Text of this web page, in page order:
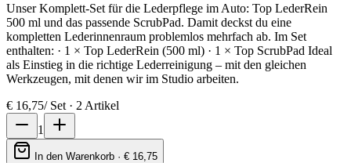
Unser Komplett-Set für die Lederpflege im Auto: Top LederRein
500 ml und das passende ScrubPad. Damit deckst du eine
kompletten Lederinnenraum problemlos mehrfach ab. Im Set
enthalten: · 1 × Top LederRein (500 ml) · 1 × Top ScrubPad Ideal
als Einstieg in die richtige Lederreinigung – mit den gleichen
Werkzeugen, mit denen wir im Studio arbeiten.
€ 16,75/ Set · 2 Artikel
1
In den Warenkorb · € 16,75